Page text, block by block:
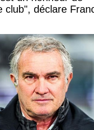
club", déclare